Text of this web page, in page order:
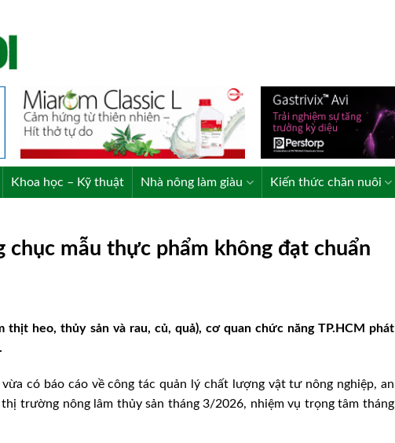
Khoa học – Kỹ thuật Nhà nông làm giàu Kiến thức chăn nuôi
chục mẫu thực phẩm không đạt chuẩn
thịt heo, thủy sản và rau, củ, quả), cơ quan chức năng TP.HCM phát
có báo cáo về công tác quản lý chất lượng vật tư nông nghiệp, an
trường nông lâm thủy sản tháng 3/2026, nhiệm vụ trọng tâm tháng